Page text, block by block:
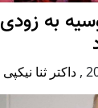
به زودی
, داکتر ثنا نیکپی